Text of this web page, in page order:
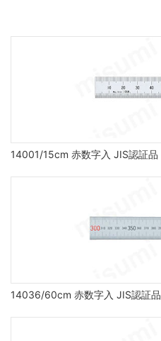
14001/15cm 赤数字入 JIS認証品
14036/60cm 赤数字入 JIS認証品